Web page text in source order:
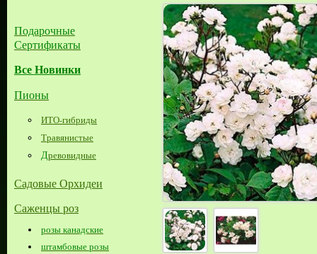
Подарочные
Сертификаты
Все Новинки
Пионы
ИТО-гибриды
Травянистые
Древовидные
Садовые Орхидеи
Саженцы роз
розы канадские
штамбовые розы